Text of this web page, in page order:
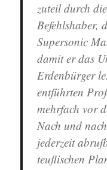
zuteil durch
Befehlshaber,
Supersonic
damit er das
Erdenbürger
entführten
mehrfach vor
Nach und
jederzeit
teuflischen